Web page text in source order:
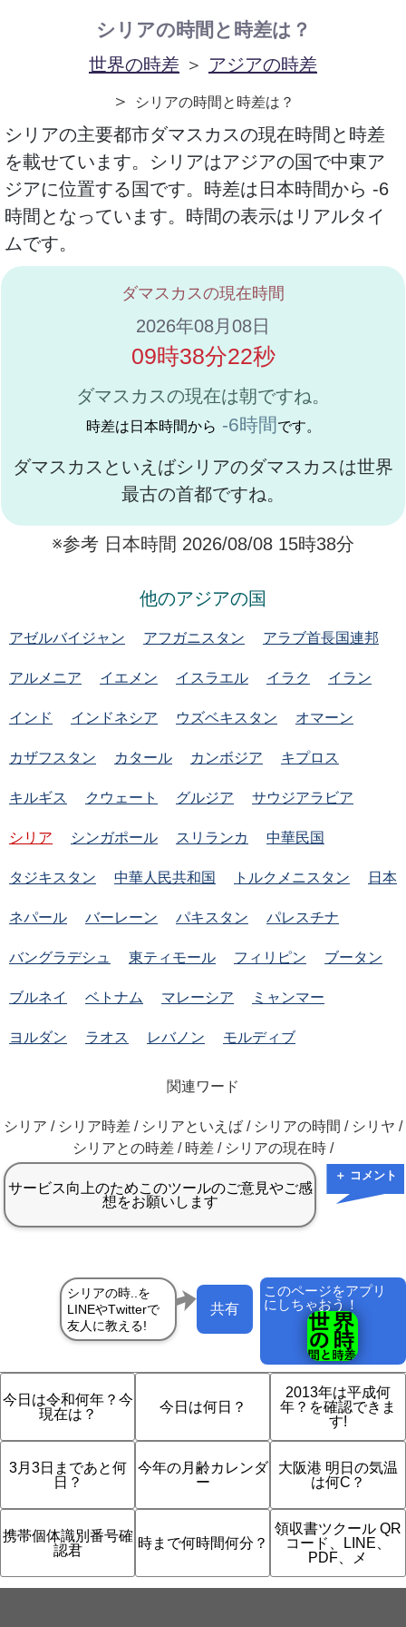
シリアの時間と時差は？
世界の時差 ＞ アジアの時差
＞
シリアの時間と時差は？
シリアの主要都市ダマスカスの現在時間と時差
を載せています。シリアはアジアの国で中東ア
ジアに位置する国です。時差は日本時間から -6
時間となっています。時間の表示はリアルタイ
ムです。
ダマスカスの現在時間
2026年08月08日
09時38分22秒
ダマスカスの現在は朝ですね。
時差は日本時間から -6時間 です。
ダマスカスといえばシリアのダマスカスは世界
最古の首都ですね。
※参考 日本時間 2026/08/08 15時38分
他のアジアの国
アゼルバイジャン アフガニスタン アラブ首長国連邦
アルメニア イエメン イスラエル イラク イラン
インド インドネシア ウズベキスタン オマーン
カザフスタン カタール カンボジア キプロス
キルギス クウェート グルジア サウジアラビア
シリア シンガポール スリランカ 中華民国
タジキスタン 中華人民共和国 トルクメニスタン 日本
ネパール バーレーン パキスタン パレスチナ
バングラデシュ 東ティモール フィリピン ブータン
ブルネイ ベトナム マレーシア ミャンマー
ヨルダン ラオス レバノン モルディブ
関連ワード
シリア / シリア時差 / シリアといえば / シリアの時間 / シリヤ /
シリアとの時差 / 時差 / シリアの現在時 /
＋ コメント
このページをアプリ
にしちゃおう！
共有
今日は令和何年？今
現在は？
今日は何日？
2013年は平成何
年？を確認できま
す!
3月3日まであと何
日？
今年の月齢カレンダ
ー
大阪港 明日の気温
は何C？
携帯個体識別番号確
認君
時まで何時間何分？
領収書ツクール QR
コード、LINE、
PDF、メ